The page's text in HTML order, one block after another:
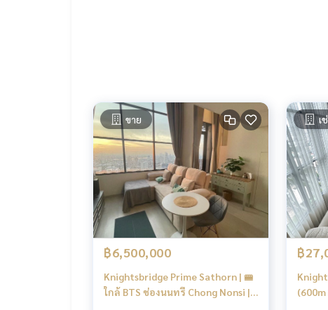
- ตึกเอ็มไพร์ ทาวเวอร์
- สาธรธานี
- สาทร ซิตี้ ทาวเวอร์
- AIAสาทร
- มหานคร ฯลฯ
----------------------------------------
You can inbox or dm to ask more information, It’s
Tel :
093-943-4388
What App
LINE ID : @BPP2019
#คอนโดสาทร
ขาย
฿6,500,000
Knightsbridge Prime Sathorn | 🚝
ใกล้ BTS ช่องนนทรี Chong Nonsi |
เ
฿
(600m